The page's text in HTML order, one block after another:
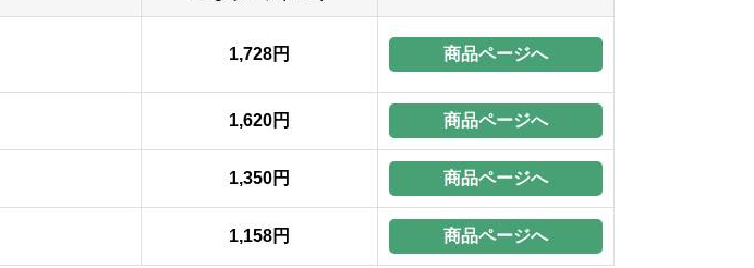
1,728円 商品ページへ
1,620円 商品ページへ
1,350円 商品ページへ
1,158円 商品ページへ